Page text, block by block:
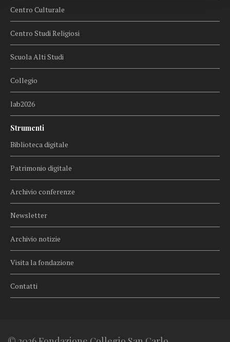
Centro Culturale
Centro Studi Religiosi
Scuola Alti Studi
Collegio
lab2026
Strumenti
Biblioteca digitale
Patrimonio digitale
Archivio conferenze
Newsletter
Archivio notizie
Visita la fondazione
Contatti